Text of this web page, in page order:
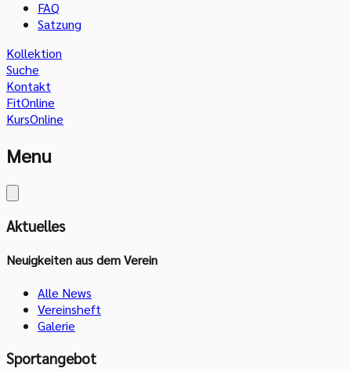
FAQ
Satzung
Kollektion
Suche
Kontakt
FitOnline
KursOnline
Menu
Aktuelles
Neuigkeiten aus dem Verein
Alle News
Vereinsheft
Galerie
Sportangebot